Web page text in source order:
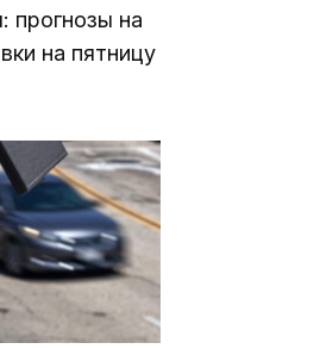
прогнозы на
на пятницу